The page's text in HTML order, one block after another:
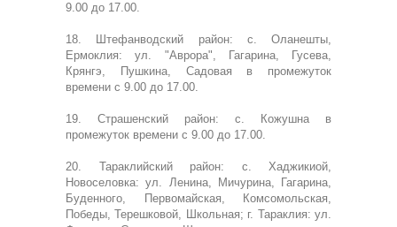
9.00 до 17.00.
18. Штефанводский район: с. Оланешты,
Ермоклия: ул. "Аврора", Гагарина, Гусева,
Крянгэ, Пушкина, Садовая в промежуток
времени с 9.00 до 17.00.
19. Страшенский район: с. Кожушна в
промежуток времени с 9.00 до 17.00.
20. Тараклийский район: с. Хаджикиой,
Новоселовка: ул. Ленина, Мичурина, Гагарина,
Буденного, Первомайская, Комсомольская,
Победы, Терешковой, Школьная; г. Тараклия: ул.